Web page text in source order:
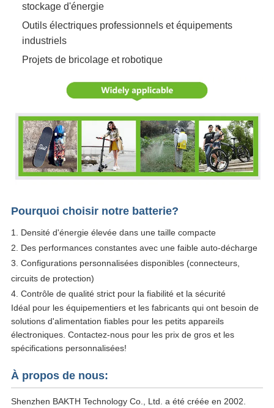
stockage d'énergie
Outils électriques professionnels et équipements
industriels
Projets de bricolage et robotique
Pourquoi choisir notre batterie?
1. Densité d'énergie élevée dans une taille compacte
2. Des performances constantes avec une faible auto-décharge
3. Configurations personnalisées disponibles (connecteurs,
circuits de protection)
4. Contrôle de qualité strict pour la fiabilité et la sécurité
Idéal pour les équipementiers et les fabricants qui ont besoin de
solutions d'alimentation fiables pour les petits appareils
électroniques. Contactez-nous pour les prix de gros et les
spécifications personnalisées!
À propos de nous:
Shenzhen BAKTH Technology Co., Ltd. a été créée en 2002.